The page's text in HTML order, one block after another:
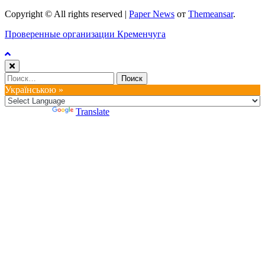
Copyright © All rights reserved | Paper News от Themeansar.
Проверенные организации Кременчуга
Найти:
Українською »
Translate